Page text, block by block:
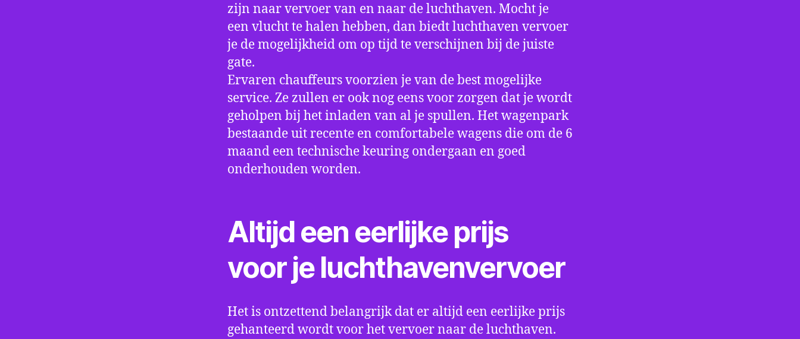
zijn naar vervoer van en naar de luchthaven. Mocht je
een vlucht te halen hebben, dan biedt luchthaven vervoer
je de mogelijkheid om op tijd te verschijnen bij de juiste
gate.
Ervaren chauffeurs voorzien je van de best mogelijke
service. Ze zullen er ook nog eens voor zorgen dat je wordt
geholpen bij het inladen van al je spullen. Het wagenpark
bestaande uit recente en comfortabele wagens die om de 6
maand een technische keuring ondergaan en goed
onderhouden worden.
Altijd een eerlijke prijs
voor je luchthavenvervoer
Het is ontzettend belangrijk dat er altijd een eerlijke prijs
gehanteerd wordt voor het vervoer naar de luchthaven.